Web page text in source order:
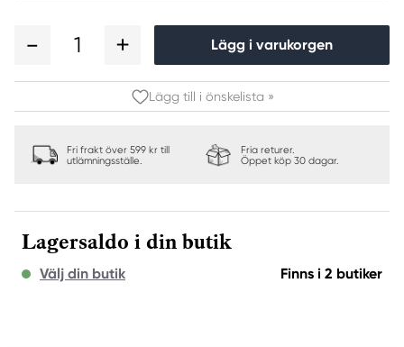
1 Lägg i varukorgen
Lägg till i önskelista »
Fri frakt över 599 kr till
utlämningsställe.
Fria returer.
Öppet köp 30 dagar.
Lagersaldo i din butik
Välj din butik Finns i 2 butiker